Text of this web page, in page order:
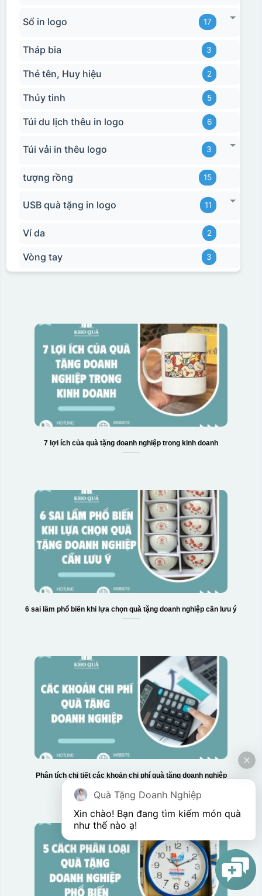
Sổ in logo 17
Tháp bia 3
Thẻ tên, Huy hiệu 2
Thủy tinh 5
Túi du lịch thêu in logo 6
Túi vải in thêu logo 3
tượng rồng 15
USB quà tặng in logo 11
Ví da 2
Vòng tay 3
7 lợi ích của quà tặng doanh nghiệp trong kinh doanh
6 sai lầm phổ biến khi lựa chọn quà tặng doanh nghiệp cần lưu ý
Phân tích chi tiết các khoản chi phí quà tặng doanh nghiệp
Quà Tặng Doanh Nghiệp
Xin chào! Bạn đang tìm kiếm món quà
như thế nào ạ!